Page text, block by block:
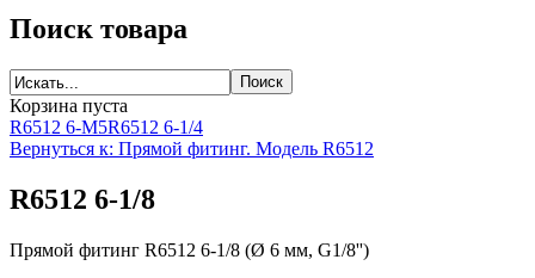
Поиск товара
Корзина пуста
R6512 6-M5R6512 6-1/4
Вернуться к: Прямой фитинг. Модель R6512
R6512 6-1/8
Прямой фитинг R6512 6-1/8 (Ø 6 мм, G1/8'')